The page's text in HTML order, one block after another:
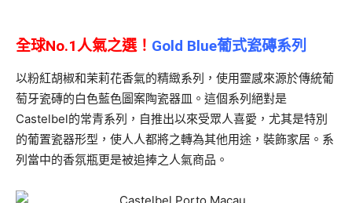
全球No.1人氣之選！ Gold Blue葡式瓷磚系列
以粉紅胡椒和茉莉花香氣的精緻系列，使用靈感來源於傳統葡
萄牙瓷磚的白色藍色圖案陶瓷器皿。這個系列絕對是
Castelbel的常青系列，自推出以來受眾人喜愛，尤其是特別
的葡置瓷器形型，使人人都將之轉為其他用途，裝飾家居。系
列當中的香氛瓶更是被追捧之人氣商品。